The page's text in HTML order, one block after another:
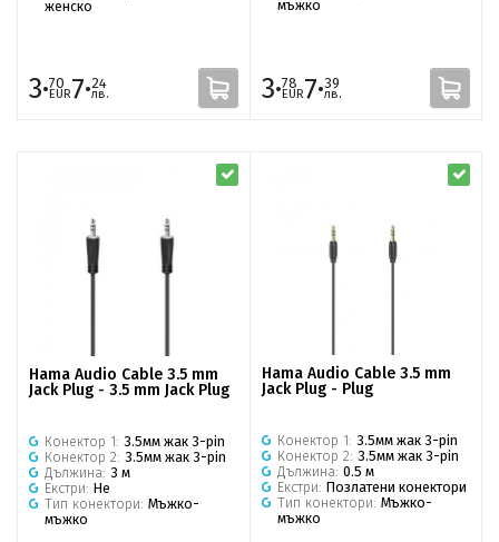
женско
3·70
EUR7·24
лв.
мъжко
3·78
EUR7·39
лв.
Hama Audio Cable 3.5 mm
Jack Plug - 3.5 mm Jack Plug
Конектор 1: 3.5мм жак 3-pin
Конектор 2: 3.5мм жак 3-pin
Дължина: 3 м
Екстри: Не
Тип конектори: Мъжко-
мъжко
Hama Audio Cable 3.5 mm
Jack Plug - Plug
Конектор 1: 3.5мм жак 3-pin
Конектор 2: 3.5мм жак 3-pin
Дължина: 0.5 м
Екстри: Позлатени конектори
Тип конектори: Мъжко-
мъжко